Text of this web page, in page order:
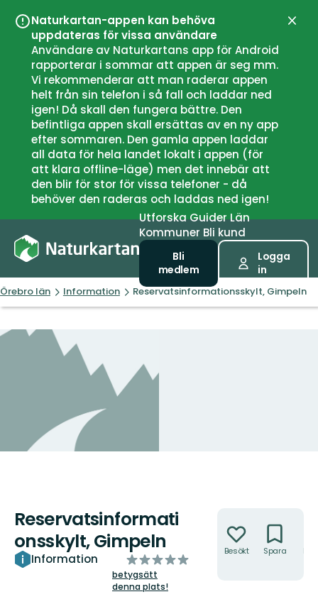
Naturkartan-appen kan behöva
uppdateras för vissa användare
Användare av Naturkartans app för Android
rapporterar i sommar att appen är seg mm.
Vi rekommenderar att man raderar appen
helt från sin telefon i så fall och laddar ned
igen! Då skall den fungera bättre. Den
befintliga appen skall ersättas av en ny app
efter sommaren. Den gamla appen laddar
all data för hela landet lokalt i appen (för
att klara offline-läge) men det innebär att
den blir för stor för vissa telefoner - då
behöver den raderas och laddas ned igen!
UtforskaGuiderLän
Kommuner Bli kund
Bli
medlem
Logga
in
Örebro län Information Reservatsinformationsskylt, Gimpeln
Reservatsinformati
onsskylt, Gimpeln
Information
av
5
stjärnor
betygsätt
denna plats!
Besökt Spara